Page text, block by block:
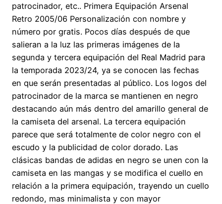
patrocinador, etc.. Primera Equipación Arsenal
Retro 2005/06 Personalización con nombre y
número por gratis. Pocos días después de que
salieran a la luz las primeras imágenes de la
segunda y tercera equipación del Real Madrid para
la temporada 2023/24, ya se conocen las fechas
en que serán presentadas al público. Los logos del
patrocinador de la marca se mantienen en negro
destacando aún más dentro del amarillo general de
la camiseta del arsenal. La tercera equipación
parece que será totalmente de color negro con el
escudo y la publicidad de color dorado. Las
clásicas bandas de adidas en negro se unen con la
camiseta en las mangas y se modifica el cuello en
relación a la primera equipación, trayendo un cuello
redondo, mas minimalista y con mayor